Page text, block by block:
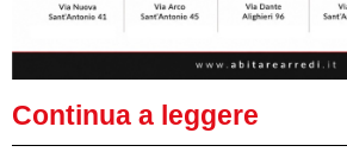
Continua a leggere